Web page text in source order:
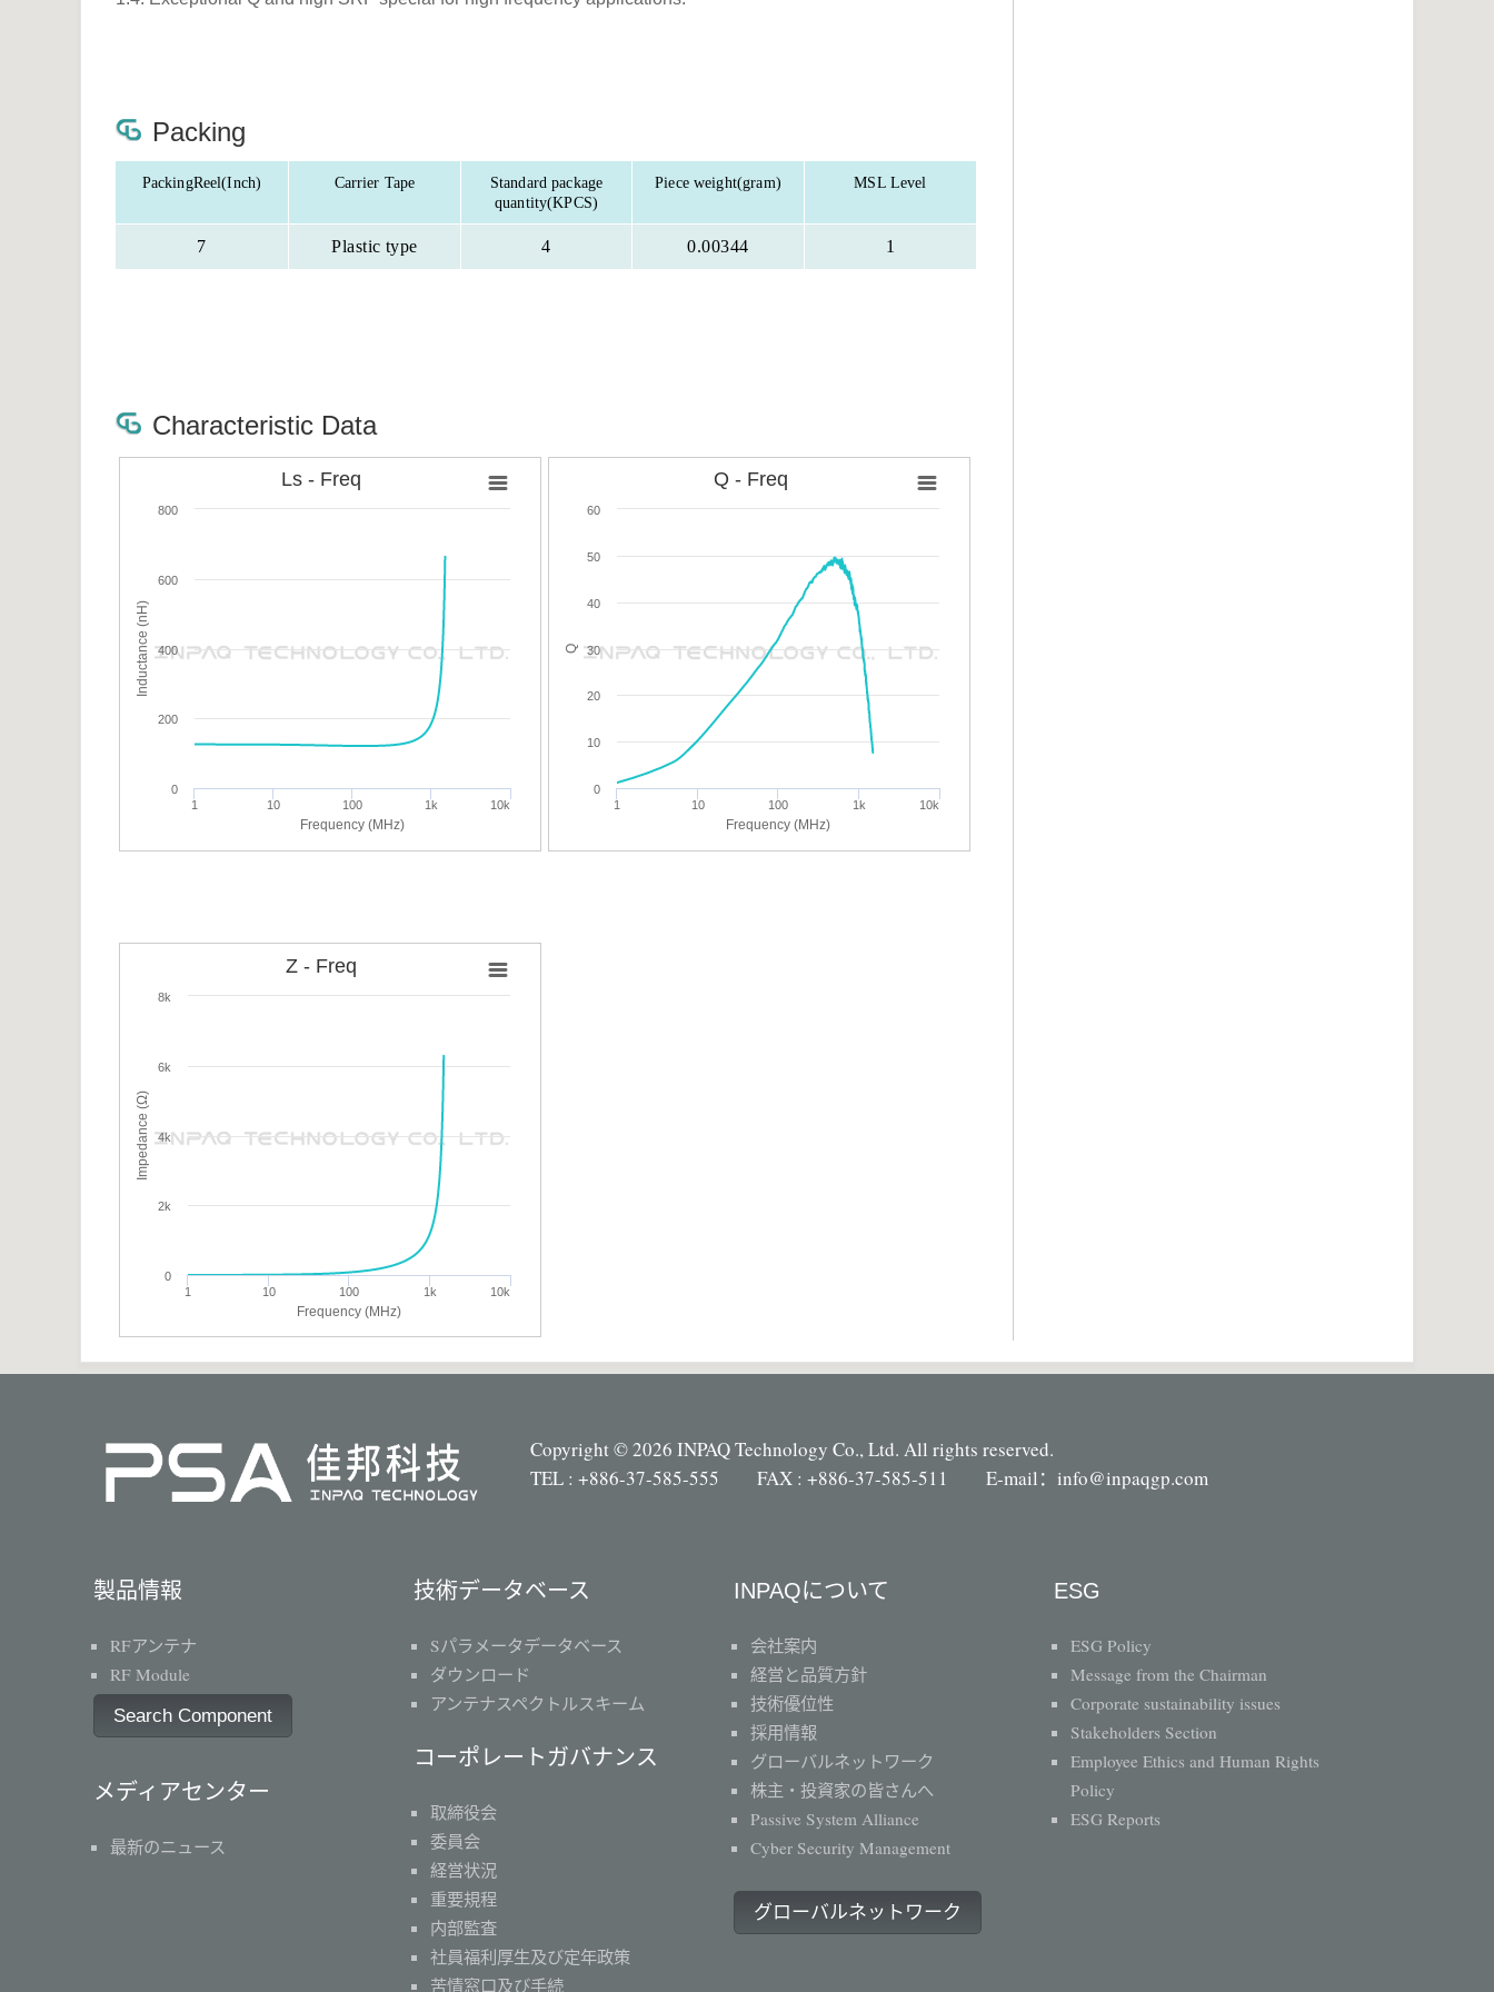
Packing
PackingReel(Inch) Carrier Tape
Standard package
quantity(KPCS)
Piece weight(gram) MSL Level
7 Plastic type 4 0.00344 1
Characteristic Data
Frequency (MHz)
Inductance (nH)
Ls - Freq
1 10 100 1k 10k
0
200
400
600
800
Frequency (MHz)
Q
Q - Freq
1 10 100 1k 10k
0
10
20
30
40
50
60
Frequency (MHz)
Impedance (Ω)
Z - Freq
1 10 100 1k 10k
0
2k
4k
6k
8k
Copyright © 2026 INPAQ Technology Co., Ltd. All rights reserved.
TEL : +886-37-585-555 FAX : +886-37-585-511 E-mail： info@inpaqgp.com
製品情報
RFアンテナ
RF Module
Search Component
メディアセンター
最新のニュース
技術データベース
Sパラメータデータベース
ダウンロード
アンテナスペクトルスキーム
コーポレートガバナンス
取締役会
委員会
経営状況
重要規程
内部監査
社員福利厚生及び定年政策
苦情窓口及び手続
INPAQについて
会社案内
経営と品質方針
技術優位性
採用情報
グローバルネットワーク
株主・投資家の皆さんへ
Passive System Alliance
Cyber Security Management
グローバルネットワーク
ESG
ESG Policy
Message from the Chairman
Corporate sustainability issues
Stakeholders Section
Employee Ethics and Human Rights
Policy
ESG Reports